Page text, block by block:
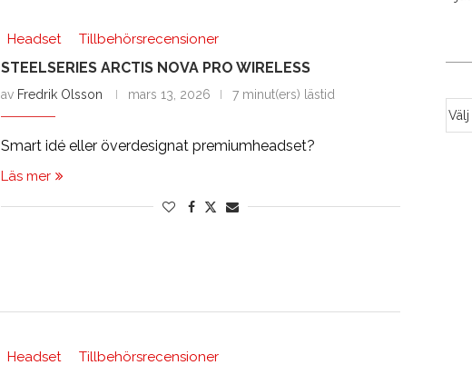
Headset Tillbehörsrecensioner
STEELSERIES ARCTIS NOVA PRO WIRELESS
av Fredrik Olsson mars 13, 2026 7 minut(ers) lästid
Smart idé eller överdesignat premiumheadset?
Läs mer
Headset Tillbehörsrecensioner